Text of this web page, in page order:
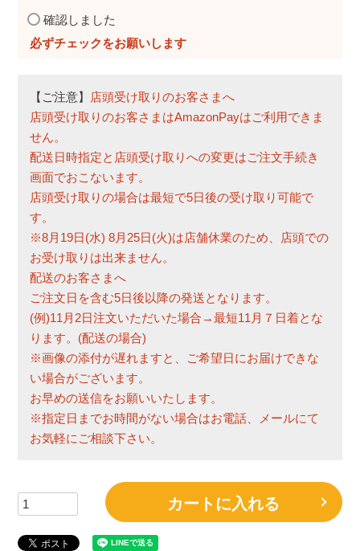
確認しました
【ご注意】 店頭受け取りのお客さまへ
店頭受け取りのお客さまはAmazonPayはご利用できま
せん。
配送日時指定と店頭受け取りへの変更はご注文手続き
画面でおこないます。
店頭受け取りの場合は最短で5日後の受け取り可能で
す。
※8月19日(水) 8月25日(火)は店舗休業のため、店頭での
お受け取りは出来ません。
配送のお客さまへ
ご注文日を含む5日後以降の発送となります。
(例)11月2日注文いただいた場合→最短11月７日着とな
ります。(配送の場合)
※画像の添付が遅れますと、ご希望日にお届けできな
い場合がございます。
お早めの送信をお願いいたします。
※指定日までお時間がない場合はお電話、メールにて
お気軽にご相談下さい。
カートに入れる